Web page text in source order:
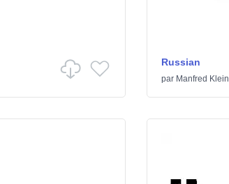
Russian
par Manfred Klein